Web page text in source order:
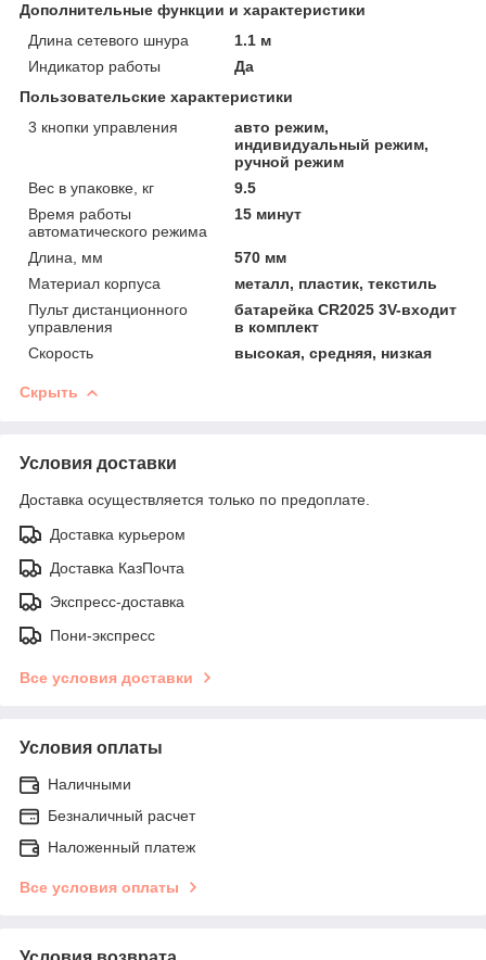
Дополнительные функции и характеристики
Длина сетевого шнура
1.1 м
Индикатор работы
Да
Пользовательские характеристики
3 кнопки управления
авто режим,
индивидуальный режим,
ручной режим
Вес в упаковке, кг
9.5
Время работы
автоматического режима
15 минут
Длина, мм
570 мм
Материал корпуса
металл, пластик, текстиль
Пульт дистанционного
управления
батарейка CR2025 3V-входит
в комплект
Скорость
высокая, средняя, низкая
Скрыть
Условия доставки
Доставка осуществляется только по предоплате.
Доставка курьером
Доставка КазПочта
Экспресс-доставка
Пони-экспресс
Все условия доставки
Условия оплаты
Наличными
Безналичный расчет
Наложенный платеж
Все условия оплаты